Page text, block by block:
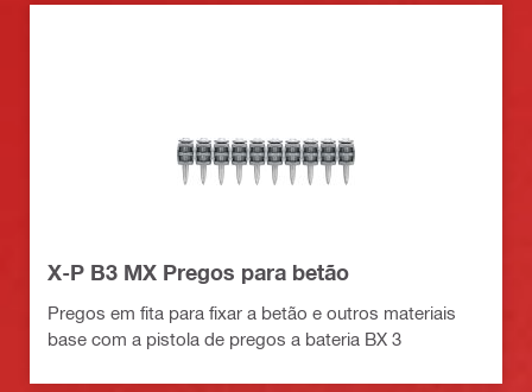
X-P B3 MX Pregos para betão
Pregos em fita para fixar a betão e outros materiais
base com a pistola de pregos a bateria BX 3